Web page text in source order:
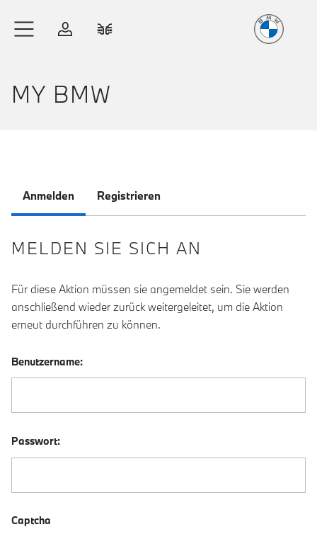
Anmelden
MY BMW
Anmelden Registrieren
MELDEN SIE SICH AN
Für diese Aktion müssen sie angemeldet sein. Sie werden
anschließend wieder zurück weitergeleitet, um die Aktion
erneut durchführen zu können.
Benutzername:
Passwort:
Captcha